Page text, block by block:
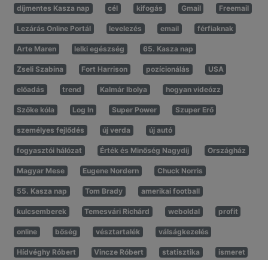
díjmentes Kasza nap cél kifogás Gmail Freemail
Lezárás Online Portál levelezés email férfiaknak
Arte Maren lelki egészség 65. Kasza nap
Zseli Szabina Fort Harrison pozícionálás USA
előadás trend Kalmár Ibolya hogyan videózz
Szőke kóla Log In Super Power Szuper Erő
személyes fejlődés új verda új autó
fogyasztói hálózat Érték és Minőség Nagydíj Országház
Magyar Mese Eugene Nordern Chuck Norris
55. Kasza nap Tom Brady amerikai football
kulcsemberek Temesvári Richárd weboldal profit
online bőség vésztartalék válságkezelés
Hídvéghy Róbert Vincze Róbert statisztika ismeret